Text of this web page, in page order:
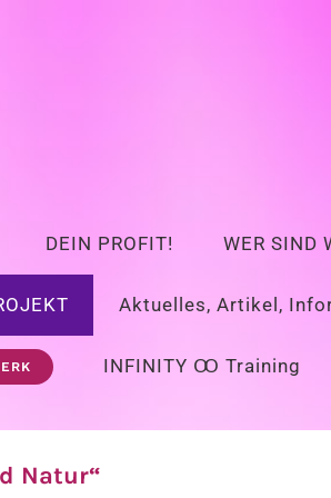
DEIN PROFIT! WER SIND
Aktuelles, Artikel,
INFINITY Ꝏ Training
Natur“